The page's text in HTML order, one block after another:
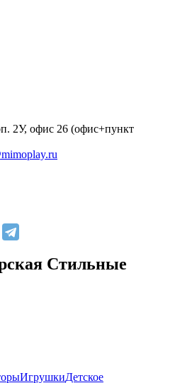
2У, офис 26 (офис+пункт
Стильные
ИгрушкиДетское